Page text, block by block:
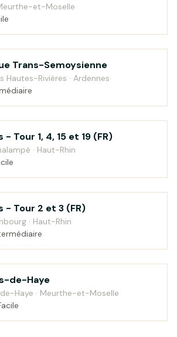
et-Moselle
Trans-Semoysienne
Rivières · Ardennes
- Tour 1, 4, 15 et 19 (FR)
· Haut-Rhin
- Tour 2 et 3 (FR)
· Haut-Rhin
de-Haye
Haye · Meurthe-et-Moselle